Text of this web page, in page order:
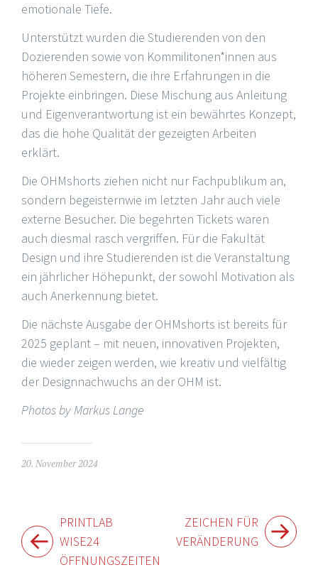
emotionale Tiefe.
Unterstützt wurden die Studierenden von den
Dozierenden sowie von Kommilitonen*innen aus
höheren Semestern, die ihre Erfahrungen in die
Projekte einbringen. Diese Mischung aus Anleitung
und Eigenverantwortung ist ein bewährtes Konzept,
das die hohe Qualität der gezeigten Arbeiten
erklärt.
Die OHMshorts ziehen nicht nur Fachpublikum an,
sondern begeisternwie im letzten Jahr auch viele
externe Besucher. Die begehrten Tickets waren
auch diesmal rasch vergriffen. Für die Fakultät
Design und ihre Studierenden ist die Veranstaltung
ein jährlicher Höhepunkt, der sowohl Motivation als
auch Anerkennung bietet.
Die nächste Ausgabe der OHMshorts ist bereits für
2025 geplant – mit neuen, innovativen Projekten,
die wieder zeigen werden, wie kreativ und vielfältig
der Designnachwuchs an der OHM ist.
Photos by Markus Lange
20. November 2024
Beitragsnavigation
PRINTLAB
WISE24
ÖFFNUNGSZEITEN
ZEICHEN FÜR
VERÄNDERUNG